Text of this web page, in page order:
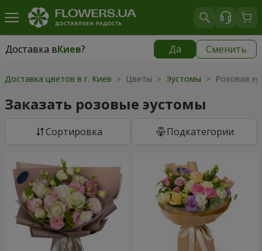
Доставка вКиев? Да Сменить
Доставка вКиев
Доставка цветов в г. Киев > Цветы > Эустомы > Розовая
Заказать розовые эустомы
Cортировка Подкатегории